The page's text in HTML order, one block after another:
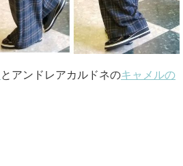
とアンドレアカルドネのキャメルの